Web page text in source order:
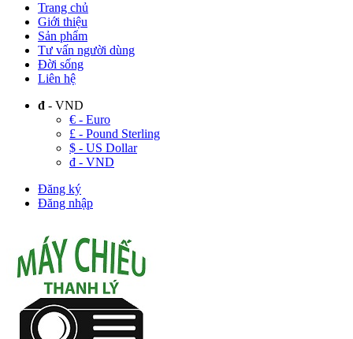
Trang chủ
Giới thiệu
Sản phẩm
Tư vấn người dùng
Đời sống
Liên hệ
đ - VND
€ - Euro
£ - Pound Sterling
$ - US Dollar
đ - VND
Đăng ký
Đăng nhập